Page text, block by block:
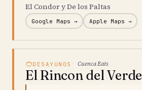
El Condor y De los Paltas
Google Maps → Apple Maps →
DESAYUNOS Cuenca Eats
El Rincon del Verde